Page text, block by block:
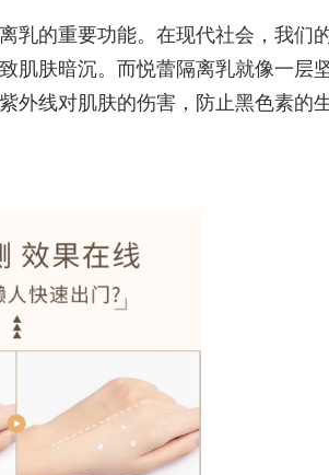
的重要功能。在现代社会，我们
肌肤暗沉。而悦蕾隔离乳就像一层
外线对肌肤的伤害，防止黑色素的